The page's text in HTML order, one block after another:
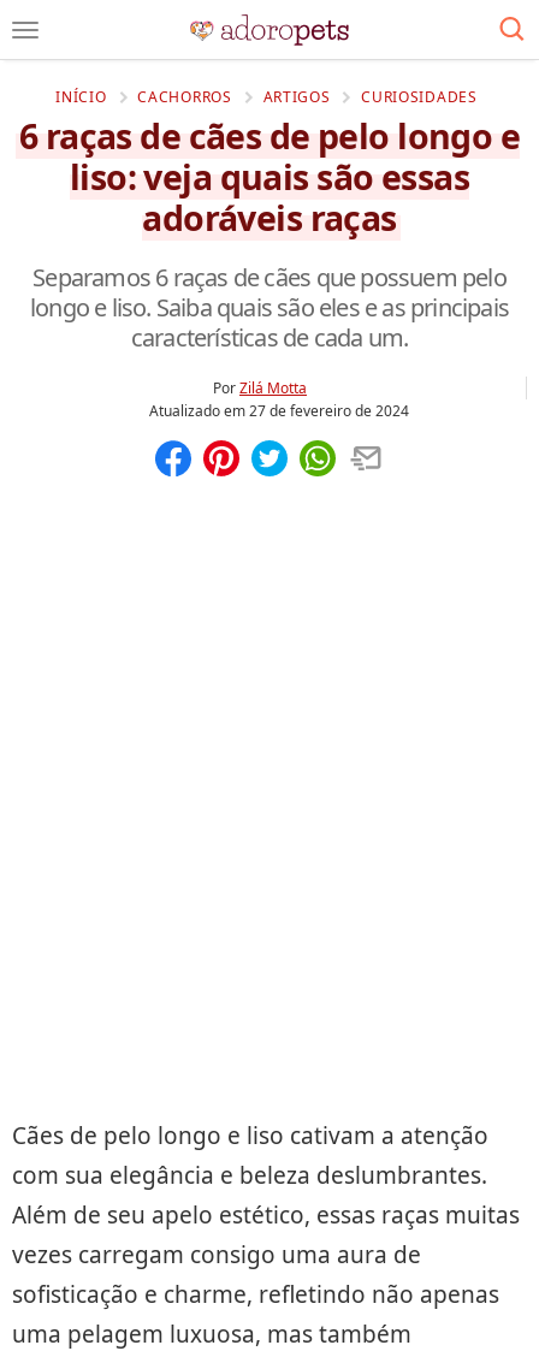
INÍCIO CACHORROS ARTIGOS CURIOSIDADES
6 raças de cães de pelo longo e
liso: veja quais são essas
adoráveis raças
Separamos 6 raças de cães que possuem pelo
longo e liso. Saiba quais são eles e as principais
características de cada um.
PorZilá Motta
Atualizado em27 de fevereiro de 2024
Cães de pelo longo e liso cativam a atenção
com sua elegância e beleza deslumbrantes.
Além de seu apelo estético, essas raças muitas
vezes carregam consigo uma aura de
sofisticação e charme, refletindo não apenas
uma pelagem luxuosa, mas também